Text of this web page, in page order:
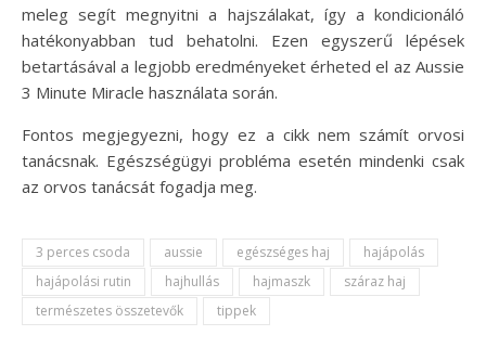
meleg segít megnyitni a hajszálakat, így a kondicionáló
hatékonyabban tud behatolni. Ezen egyszerű lépések
betartásával a legjobb eredményeket érheted el az Aussie
3 Minute Miracle használata során.
Fontos megjegyezni, hogy ez a cikk nem számít orvosi
tanácsnak. Egészségügyi probléma esetén mindenki csak
az orvos tanácsát fogadja meg.
3 perces csoda aussie egészséges haj
hajápolás
hajápolási rutin
hajhullás hajmaszk
száraz haj
természetes összetevők
tippek